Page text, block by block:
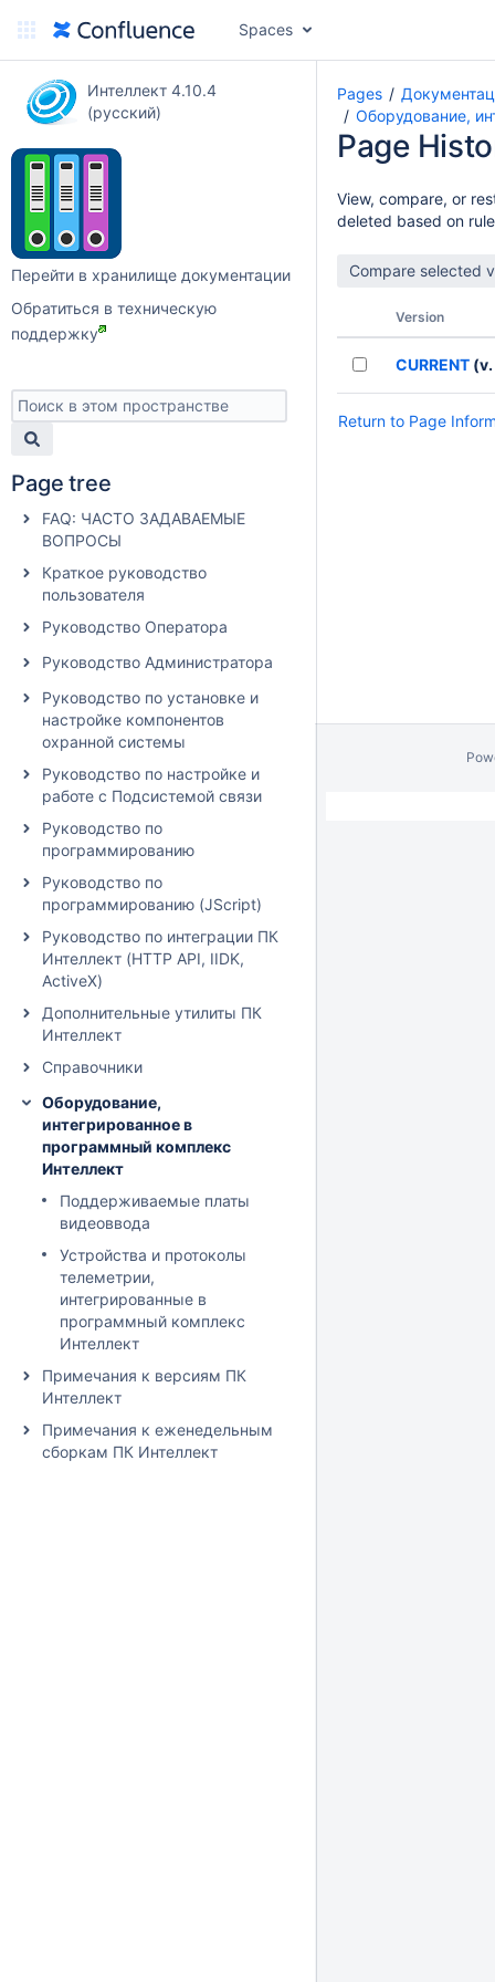
Spaces
Интеллект 4.10.4
(русский)
Перейти в хранилище документации
Обратиться в техническую
поддержку
Page tree
FAQ: ЧАСТО ЗАДАВАЕМЫЕ
ВОПРОСЫ
Краткое руководство
пользователя
Руководство Оператора
Руководство Администратора
Руководство по установке и
настройке компонентов
охранной системы
Руководство по настройке и
работе с Подсистемой связи
Руководство по
программированию
Руководство по
программированию (JScript)
Руководство по интеграции ПК
Интеллект (HTTP API, IIDK,
ActiveX)
Дополнительные утилиты ПК
Интеллект
Справочники
Оборудование,
интегрированное в
программный комплекс
Интеллект
Поддерживаемые платы
видеоввода
Устройства и протоколы
телеметрии,
интегрированные в
программный комплекс
Интеллект
Примечания к версиям ПК
Интеллект
Примечания к еженедельным
сборкам ПК Интеллект
Pages
Оборудование,
Page
View, compare, or
deleted based on
Version
CURRENT (v.
Return to Page